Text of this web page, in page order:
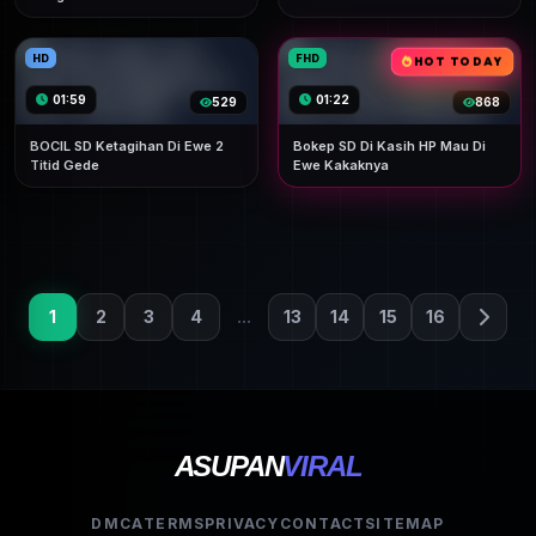
HD
01:59 529
BOCIL SD Ketagihan Di Ewe 2
Titid Gede
FHD
01:22 868
HOT TODAY
Bokep SD Di Kasih HP Mau Di
Ewe Kakaknya
1 2 3 4 ... 13 14 15 16
ASUPANVIRAL
DMCATERMSPRIVACY CONTACT SITEMAP